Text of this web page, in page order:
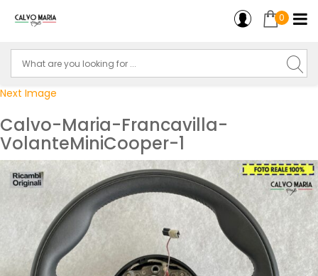
0
Next Image
Calvo-Maria-Francavilla-
VolanteMiniCooper-1